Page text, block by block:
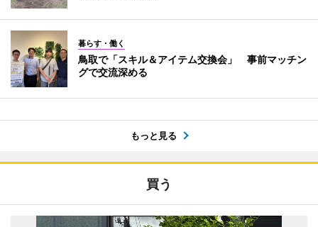
暮らす・働く
鳥取で「スキル＆アイテム交換会」 事前マッチン
グで交流深める
もっと見る
買う